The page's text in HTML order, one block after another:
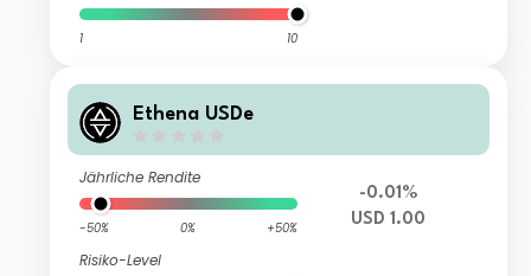
1 10
Ethena USDe
Jährliche Rendite
-50% 0% +50%
Risiko-Level
-0.01%
USD 1.00